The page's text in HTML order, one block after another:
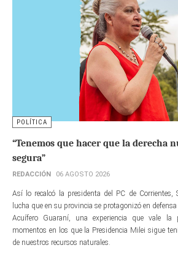
POLÍTICA
“Tenemos que hacer que la derecha
segura”
REDACCIÓN 06 AGOSTO 2026
Así lo recalcó la presidenta del PC de Corrientes,
lucha que en su provincia se protagonizó en defensa
Acuífero Guaraní, una experiencia que vale la
momentos en los que la Presidencia Milei sigue
de nuestros recursos naturales.